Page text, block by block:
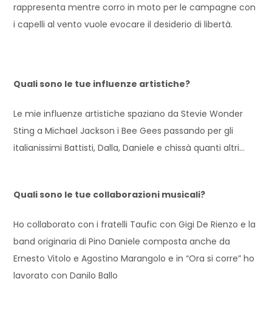
rappresenta mentre corro in moto per le campagne con
i capelli al vento vuole evocare il desiderio di libertà.
Quali sono le tue influenze artistiche?
Le mie influenze artistiche spaziano da Stevie Wonder
Sting a Michael Jackson i Bee Gees passando per gli
italianissimi Battisti, Dalla, Daniele e chissà quanti altri…
Quali sono le tue collaborazioni musicali?
Ho collaborato con i fratelli Taufic con Gigi De Rienzo e la
band originaria di Pino Daniele composta anche da
Ernesto Vitolo e Agostino Marangolo e in “Ora si corre” ho
lavorato con Danilo Ballo